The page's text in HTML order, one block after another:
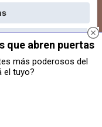
o hecha? El peligro de
que abren puertas
más poderosos del
el tuyo?